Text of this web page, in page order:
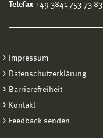
Telefax +49 3841 753-73 83
Impressum
Datenschutzerklärung
Barrierefreiheit
Kontakt
Feedback senden